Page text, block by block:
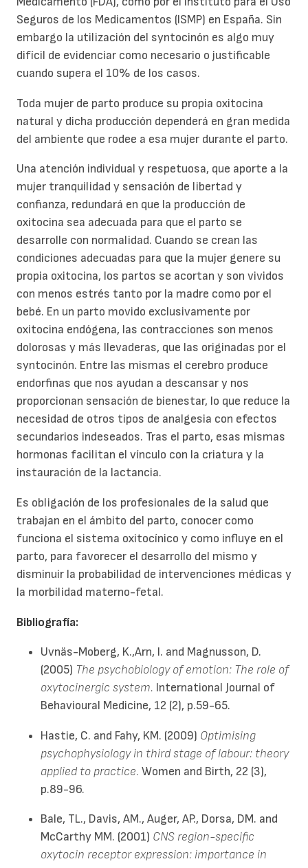
Seguros de los Medicamentos (ISMP) en España. Sin
embargo la utilización del syntocinón es algo muy
difícil de evidenciar como necesario o justificable
cuando supera el 10% de los casos.
Toda mujer de parto produce su propia oxitocina
natural y dicha producción dependerá en gran medida
del ambiente que rodee a esa mujer durante el parto.
Una atención individual y respetuosa, que aporte a la
mujer tranquilidad y sensación de libertad y
confianza, redundará en que la producción de
oxitocina sea adecuada para que el parto se
desarrolle con normalidad. Cuando se crean las
condiciones adecuadas para que la mujer genere su
propia oxitocina, los partos se acortan y son vividos
con menos estrés tanto por la madre como por el
bebé. En un parto movido exclusivamente por
oxitocina endógena, las contracciones son menos
dolorosas y más llevaderas, que las originadas por el
syntocinón. Entre las mismas el cerebro produce
endorfinas que nos ayudan a descansar y nos
proporcionan sensación de bienestar, lo que reduce la
necesidad de otros tipos de analgesia con efectos
secundarios indeseados. Tras el parto, esas mismas
hormonas facilitan el vínculo con la criatura y la
instauración de la lactancia.
Es obligación de los profesionales de la salud que
trabajan en el ámbito del parto, conocer como
funciona el sistema oxitocínico y como influye en el
parto, para favorecer el desarrollo del mismo y
disminuir la probabilidad de intervenciones médicas y
la morbilidad materno-fetal.
Bibliografía:
Uvnäs-Moberg, K.,Arn, I. and Magnusson, D.
(2005) The psychobiology of emotion: The role of
oxytocinergic system. International Journal of
Behavioural Medicine, 12 (2), p.59-65.
Hastie, C. and Fahy, KM. (2009) Optimising
psychophysiology in third stage of labour: theory
applied to practice.Women and Birth, 22 (3),
p.89-96.
Bale, TL., Davis, AM., Auger, AP., Dorsa, DM. and
McCarthy MM. (2001) CNS region-specific
oxytocin receptor expression: importance in